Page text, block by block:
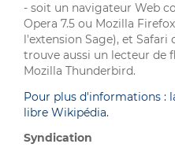
- soit un navigateur Web
Opera 7.5 ou Mozilla
l'extension Sage), et Safari
trouve aussi un lecteur de
Mozilla Thunderbird.
Pour plus d'informations :
libre Wikipédia.
Syndication